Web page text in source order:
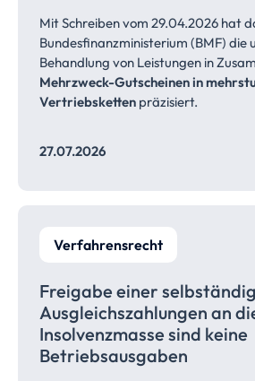
Mit Schreiben vom 29.04.2026 hat
Bundesfinanzministerium (BMF) die
Behandlung von Leistungen in
Mehrzweck-Gutscheinen in
Vertriebsketten präzisiert.
27.07.2026
Verfahrensrecht
Freigabe einer
Ausgleichszahlungen an
Insolvenzmasse sind keine
Betriebsausgaben